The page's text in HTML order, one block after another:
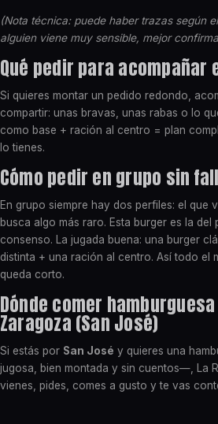
(Nota técnica: puede haber trazas según
alguien viene muy sensible, mejor
Qué pedir para acompañar
Si quieres montar un pedido redondo,
compartir: unas bravas, unas rabas o lo
como base + ración al centro = plan
lo tienes.
Cómo pedir en grupo sin
En grupo siempre hay dos perfiles: el que
busca algo más raro. Esta burger es la del
consenso. La jugada buena: una burger
distinta + una ración al centro. Así todo el
queda corto.
Dónde comer
Zaragoza (San José)
Si estás por San José y quieres una
jugosa, bien montada y sin cuentos—, La
vienes, pides, comes a gusto y te vas